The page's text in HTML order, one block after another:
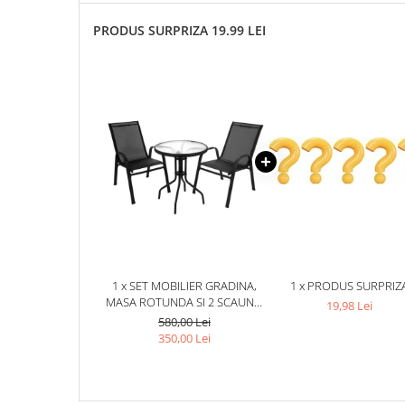
PRODUS SURPRIZA 19.99 LEI
1 x SET MOBILIER GRADINA,
MASA ROTUNDA SI 2 SCAUNE,
METAL/STICLA, PENTRU
BALCON, TERASA, EXTERIOR,
580,00 Lei
350,00 Lei
1 x PRODUS
19,98 Lei